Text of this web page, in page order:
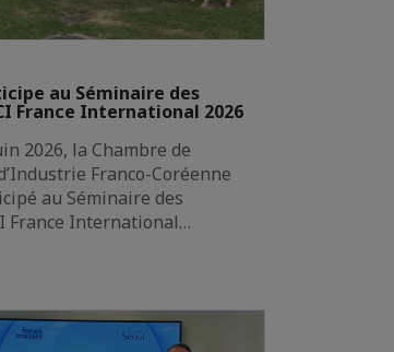
au Séminaire des
France International 2026
2026, la Chambre de
Franco-Coréenne
au Séminaire des
France International…